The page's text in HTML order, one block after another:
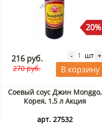
20%
216 руб.
270 руб.
- шт +
В корзину
Соевый соус Джин Monggo,
Корея, 1,5 л Акция
арт. 27532